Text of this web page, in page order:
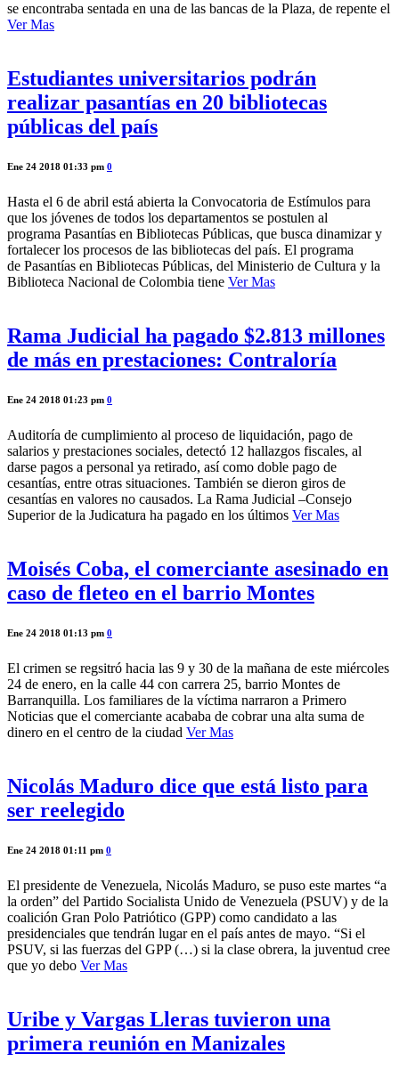
se encontraba sentada en una de las bancas de la Plaza, de repente el
Ver Mas
Estudiantes universitarios podrán
realizar pasantías en 20 bibliotecas
públicas del país
Ene 24 2018 01:33 pm 0
Hasta el 6 de abril está abierta la Convocatoria de Estímulos para
que los jóvenes de todos los departamentos se postulen al
programa Pasantías en Bibliotecas Públicas, que busca dinamizar y
fortalecer los procesos de las bibliotecas del país. El programa
de Pasantías en Bibliotecas Públicas, del Ministerio de Cultura y la
Biblioteca Nacional de Colombia tiene Ver Mas
Rama Judicial ha pagado $2.813 millones
de más en prestaciones: Contraloría
Ene 24 2018 01:23 pm 0
Auditoría de cumplimiento al proceso de liquidación, pago de
salarios y prestaciones sociales, detectó 12 hallazgos fiscales, al
darse pagos a personal ya retirado, así como doble pago de
cesantías, entre otras situaciones. También se dieron giros de
cesantías en valores no causados. La Rama Judicial –Consejo
Superior de la Judicatura ha pagado en los últimos Ver Mas
Moisés Coba, el comerciante asesinado en
caso de fleteo en el barrio Montes
Ene 24 2018 01:13 pm 0
El crimen se regsitró hacia las 9 y 30 de la mañana de este miércoles
24 de enero, en la calle 44 con carrera 25, barrio Montes de
Barranquilla. Los familiares de la víctima narraron a Primero
Noticias que el comerciante acababa de cobrar una alta suma de
dinero en el centro de la ciudad Ver Mas
Nicolás Maduro dice que está listo para
ser reelegido
Ene 24 2018 01:11 pm 0
El presidente de Venezuela, Nicolás Maduro, se puso este martes “a
la orden” del Partido Socialista Unido de Venezuela (PSUV) y de la
coalición Gran Polo Patriótico (GPP) como candidato a las
presidenciales que tendrán lugar en el país antes de mayo. “Si el
PSUV, si las fuerzas del GPP (…) si la clase obrera, la juventud cree
que yo debo Ver Mas
Uribe y Vargas Lleras tuvieron una
primera reunión en Manizales